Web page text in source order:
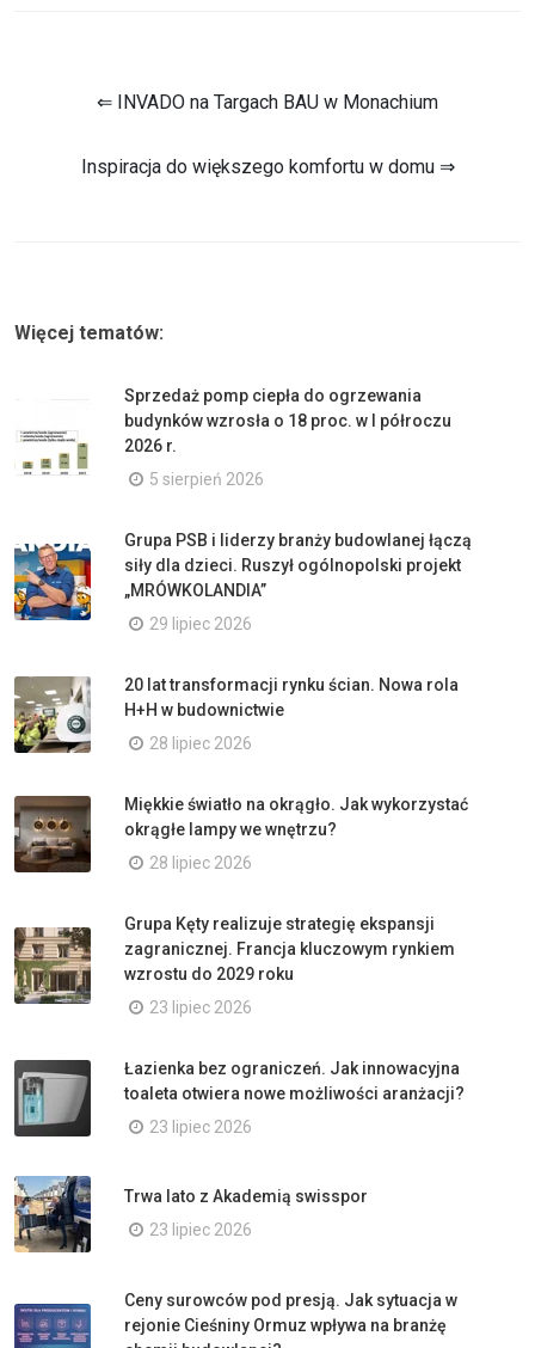
⇐ INVADO na Targach BAU w Monachium
Inspiracja do większego komfortu w domu ⇒
Więcej tematów:
Sprzedaż pomp ciepła do ogrzewania
budynków wzrosła o 18 proc. w I półroczu
2026 r.
5 sierpień 2026
Grupa PSB i liderzy branży budowlanej łączą
siły dla dzieci. Ruszył ogólnopolski projekt
„MRÓWKOLANDIA”
29 lipiec 2026
20 lat transformacji rynku ścian. Nowa rola
H+H w budownictwie
28 lipiec 2026
Miękkie światło na okrągło. Jak wykorzystać
okrągłe lampy we wnętrzu?
28 lipiec 2026
Grupa Kęty realizuje strategię ekspansji
zagranicznej. Francja kluczowym rynkiem
wzrostu do 2029 roku
23 lipiec 2026
Łazienka bez ograniczeń. Jak innowacyjna
toaleta otwiera nowe możliwości aranżacji?
23 lipiec 2026
Trwa lato z Akademią swisspor
23 lipiec 2026
Ceny surowców pod presją. Jak sytuacja w
rejonie Cieśniny Ormuz wpływa na branżę